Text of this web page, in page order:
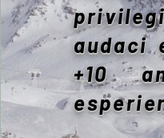
audaci
+10